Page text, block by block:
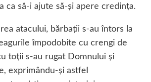
ca să-i ajute să-şi apere credinţa.
atacului, bărbaţii s-au întors la
împodobite cu crengi de
toţii s-au rugat Domnului şi
exprimându-şi astfel